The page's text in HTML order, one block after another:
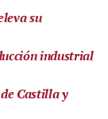
su
industrial
Castilla y